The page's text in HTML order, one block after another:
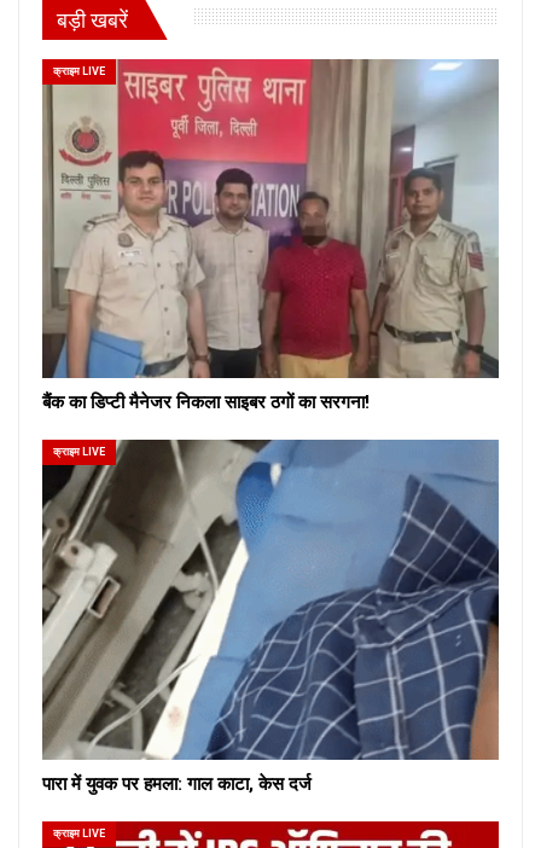
बड़ी खबरें
क्राइम LIVE
बैंक का डिप्टी मैनेजर निकला साइबर ठगों का सरगना!
क्राइम LIVE
पारा में युवक पर हमला: गाल काटा, केस दर्ज
क्राइम LIVE